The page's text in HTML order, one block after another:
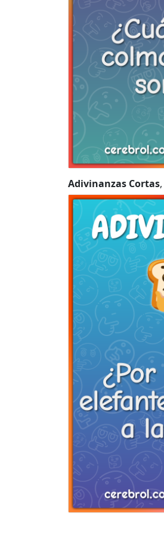
Adivinanzas Cortas,